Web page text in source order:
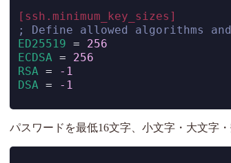
[ssh.minimum_key_sizes]
; Define allowed algorithms
ED25519 =
256
ECDSA =
256
RSA =
-1
DSA = -1
パスワードを最低16文字、小文字・大文字